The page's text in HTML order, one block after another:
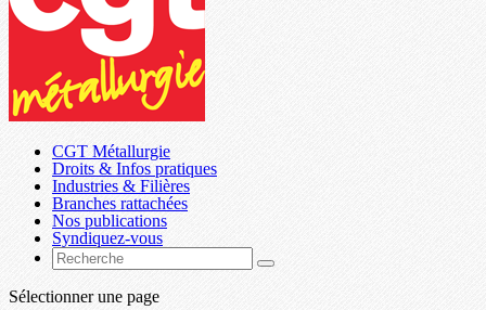
CGT Métallurgie
Droits & Infos pratiques
Industries & Filières
Branches rattachées
Nos publications
Syndiquez-vous
Sélectionner une page